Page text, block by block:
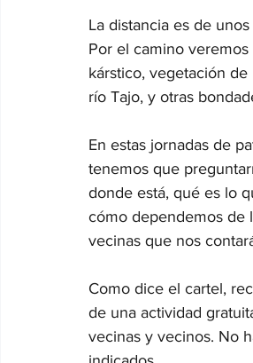
La distancia es de
Por el camino
kárstico, vegetación
río Tajo, y otras
En estas jornadas de
tenemos que
donde está, qué es lo
cómo dependemos de
vecinas que nos
Como dice el cartel,
de una actividad
vecinas y vecinos. No